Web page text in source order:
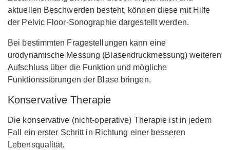
aktuellen Beschwerden besteht, können diese mit Hilfe
der Pelvic Floor-Sonographie dargestellt werden.
Bei bestimmten Fragestellungen kann eine
urodynamische Messung (Blasendruckmessung) weiteren
Aufschluss über die Funktion und mögliche
Funktionsstörungen der Blase bringen.
Konservative Therapie
Die konservative (nicht-operative) Therapie ist in jedem
Fall ein erster Schritt in Richtung einer besseren
Lebensqualität.